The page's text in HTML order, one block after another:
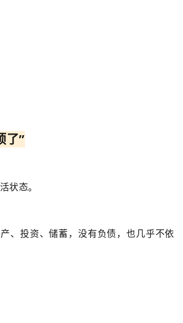
了”
状态。
、投资、储蓄，没有负债，也几乎不依